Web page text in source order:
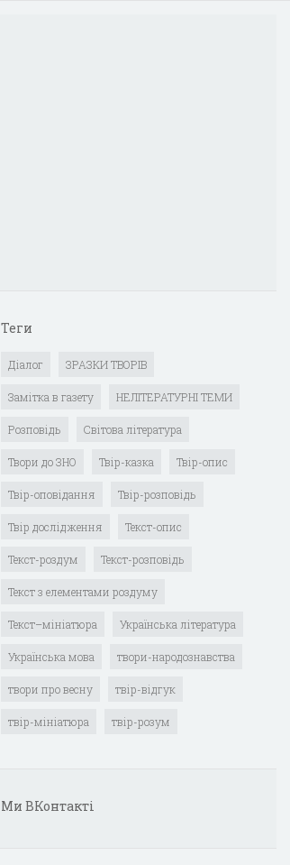
Теги
Діалог ЗРАЗКИ ТВОРІВ
Замітка в газету НЕЛІТЕРАТУРНІ ТЕМИ
Розповідь Світова література
Твори до ЗНО Твір-казка Твір-опис
Твір-оповідання Твір-розповідь
Твір дослідження Текст-опис
Текст-роздум Текст-розповідь
Текст з елементами роздуму
Текст–мініатюра Українська література
Українська мова твори-народознавства
твори про весну твір-відгук
твір-мініатюра твір-розум
Ми ВКонтакті